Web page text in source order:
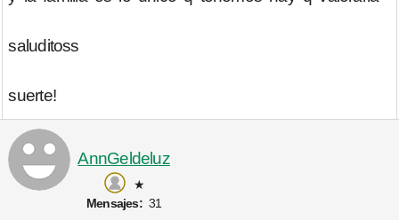
saluditoss
suerte!
AnnGeldeluz
★
Mensajes:31